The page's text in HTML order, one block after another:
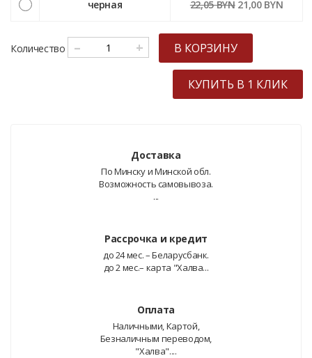
черная 22,05 BYN21,00 BYN
Количество – + В КОРЗИНУ
КУПИТЬ В 1 КЛИК
Доставка
По Минску и Минской обл.
Возможность самовывоза.
...
Рассрочка и кредит
до 24 мес. – Беларусбанк.
до 2 мес.– карта "Халва...
Оплата
Наличными, Картой,
Безналичным переводом,
"Халва"....